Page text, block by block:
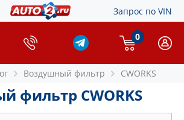
Запрос по VIN
0
Воздушный фильтр CWORKS
фильтр CWORKS